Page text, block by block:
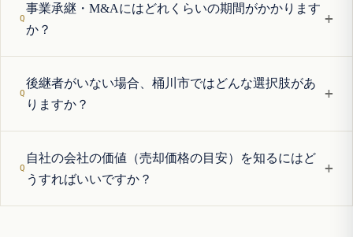
事業承継・M&Aにはどれくらいの期間がかかります
か？
+
後継者がいない場合、桶川市ではどんな選択肢があ
りますか？
+
自社の会社の価値（売却価格の目安）を知るにはど
うすればいいですか？
+